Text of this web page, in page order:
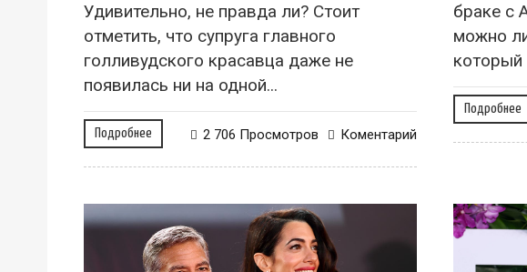
Удивительно, не правда ли? Стоит
отметить, что супруга главного
голливудского красавца даже не
появилась ни на одной...
Подробнее Коментарий
2 706 Просмотров
браке с
можно
который
Подробнее